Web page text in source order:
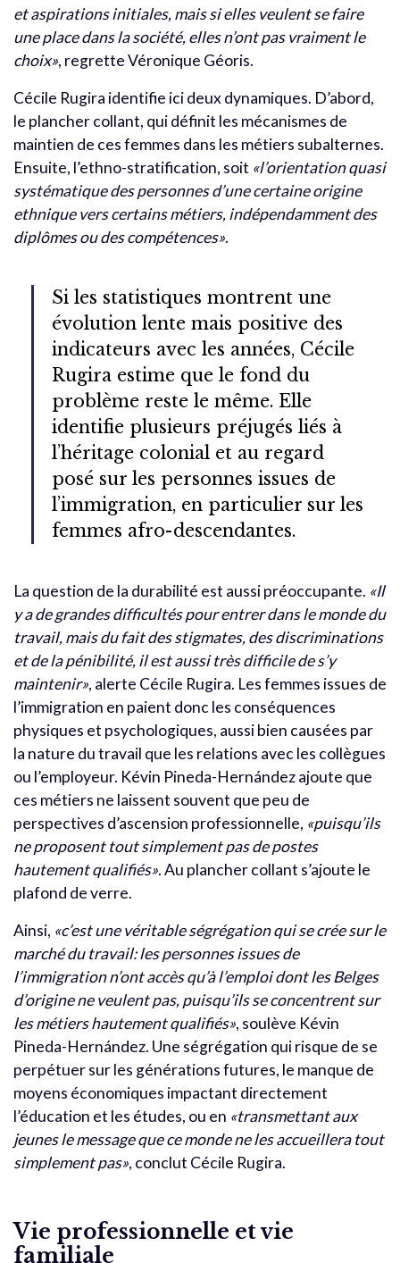
et aspirations initiales, mais si elles veulent se faire
une place dans la société, elles n’ont pas vraiment le
choix», regrette Véronique Géoris.
Cécile Rugira identifie ici deux dynamiques. D’abord,
le plancher collant, qui définit les mécanismes de
maintien de ces femmes dans les métiers subalternes.
Ensuite, l’ethno-stratification, soit «l’orientation quasi
systématique des personnes d’une certaine origine
ethnique vers certains métiers, indépendamment des
diplômes ou des compétences».
Si les statistiques montrent une
évolution lente mais positive des
indicateurs avec les années, Cécile
Rugira estime que le fond du
problème reste le même. Elle
identifie plusieurs préjugés liés à
l’héritage colonial et au regard
posé sur les personnes issues de
l’immigration, en particulier sur les
femmes afro-descendantes.
La question de la durabilité est aussi préoccupante. «Il
y a de grandes difficultés pour entrer dans le monde du
travail, mais du fait des stigmates, des discriminations
et de la pénibilité, il est aussi très difficile de s’y
maintenir», alerte Cécile Rugira. Les femmes issues de
l’immigration en paient donc les conséquences
physiques et psychologiques, aussi bien causées par
la nature du travail que les relations avec les collègues
ou l’employeur. Kévin Pineda-Hernández ajoute que
ces métiers ne laissent souvent que peu de
perspectives d’ascension professionnelle, «puisqu’ils
ne proposent tout simplement pas de postes
hautement qualifiés». Au plancher collant s’ajoute le
plafond de verre.
Ainsi, «c’est une véritable ségrégation qui se crée sur le
marché du travail: les personnes issues de
l’immigration n’ont accès qu’à l’emploi dont les Belges
d’origine ne veulent pas, puisqu’ils se concentrent sur
les métiers hautement qualifiés», soulève Kévin
Pineda-Hernández. Une ségrégation qui risque de se
perpétuer sur les générations futures, le manque de
moyens économiques impactant directement
l’éducation et les études, ou en «transmettant aux
jeunes le message que ce monde ne les accueillera tout
simplement pas», conclut Cécile Rugira.
Vie professionnelle et vie
familiale